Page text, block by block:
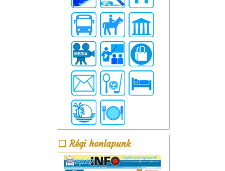
Régi honlapunk